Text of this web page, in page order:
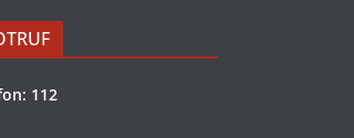
112